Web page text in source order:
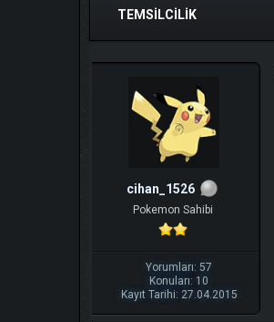
TEMSILCILIK
cihan_1526
Pokemon Sahibi
Yorumları: 57
Konuları: 10
Kayıt Tarihi: 27.04.2015